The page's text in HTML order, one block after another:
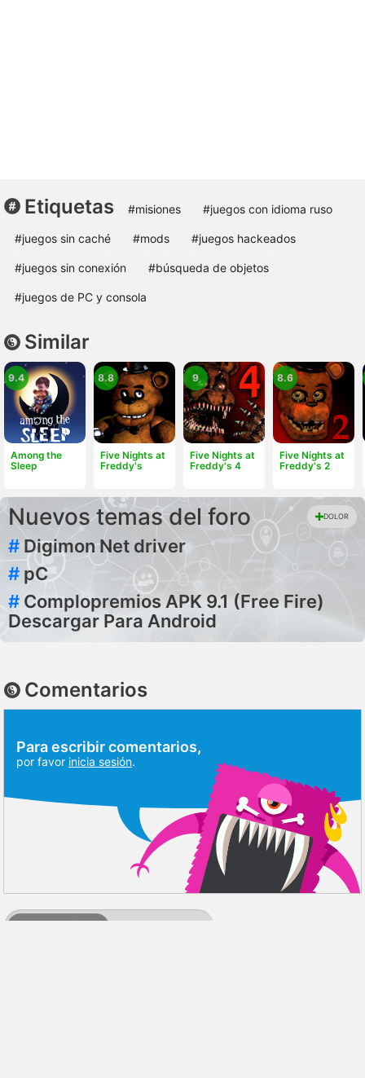
Etiquetas #misiones #juegos con idioma ruso
#juegos sin caché #mods #juegos hackeados
#juegos sin conexión #búsqueda de objetos
#juegos de PC y consola
Similar
Among the
Sleep
9.4
Five Nights at
Freddy's
8.8
Five Nights at
Freddy's 4
9
Five Nights at
Freddy's 2
8.6
Nuevos temas del foro DOLOR
# Digimon Net driver
# pC
# Complopremios APK 9.1 (Free Fire)
Descargar Para Android
Comentarios
Para escribir comentarios,
por favor inicia sesión.